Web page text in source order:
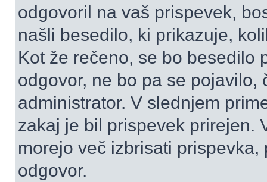
odgovoril na vaš prispevek,
našli besedilo, ki prikazuje,
Kot že rečeno, se bo besedilo
odgovor, ne bo pa se
administrator. V slednjem
zakaj je bil prispevek prirejen.
morejo več izbrisati
odgovor.